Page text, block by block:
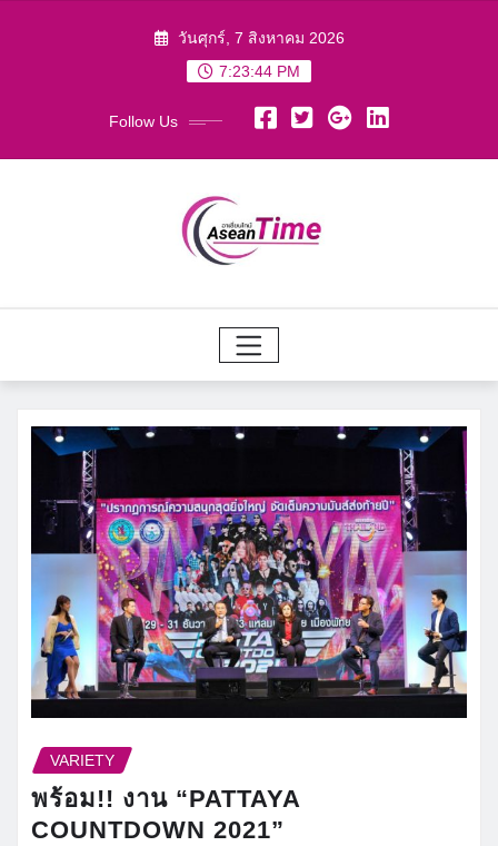
วันศุกร์, 7 สิงหาคม 2026
7:23:44 PM
Follow Us
VARIETY
พร้อม!! งาน “PATTAYA
COUNTDOWN 2021”